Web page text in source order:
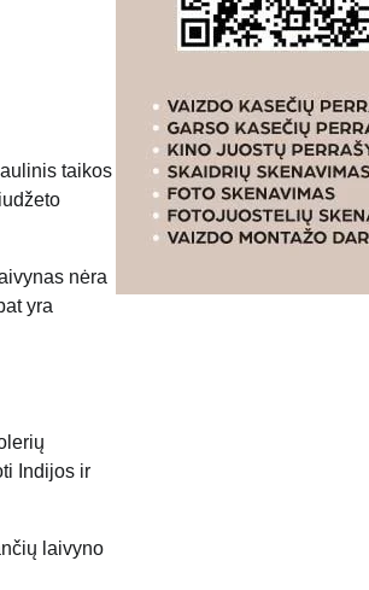
taikos
nėra
yra
Indijos ir
laivyno